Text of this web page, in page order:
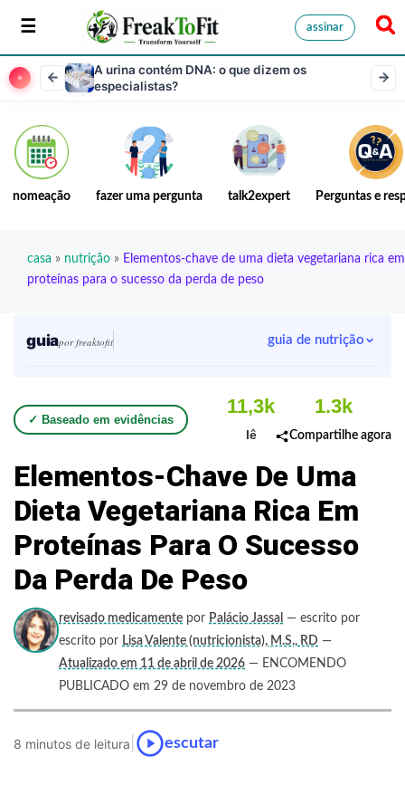
assinar
A urina contém DNA: o que dizem os
especialistas?
nomeação fazer uma pergunta talk2expert Perguntas e
casa » nutrição » Elementos-chave de uma dieta vegetariana rica em
proteínas para o sucesso da perda de peso
guiapor freaktofit guia de nutrição
✓ Baseado em evidências
11,3k
lê
1.3k
Compartilhe agora
Elementos-Chave De Uma
Dieta Vegetariana Rica Em
Proteínas Para O Sucesso
Da Perda De Peso
revisado medicamente por Palácio Jassal — escrito por
escrito por Lisa Valente (nutricionista), M.S., RD —
Atualizado em 11 de abril de 2026 — ENCOMENDO
PUBLICADO em 29 de novembro de 2023
8 minutos de leitura escutar